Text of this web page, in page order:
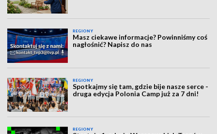
REGIONY
Masz ciekawe informacje? Powinniśmy coś
nagłośnić? Napisz do nas
REGIONY
Spotkajmy się tam, gdzie bije nasze serce -
druga edycja Polonia Camp już za 7 dni!
REGIONY